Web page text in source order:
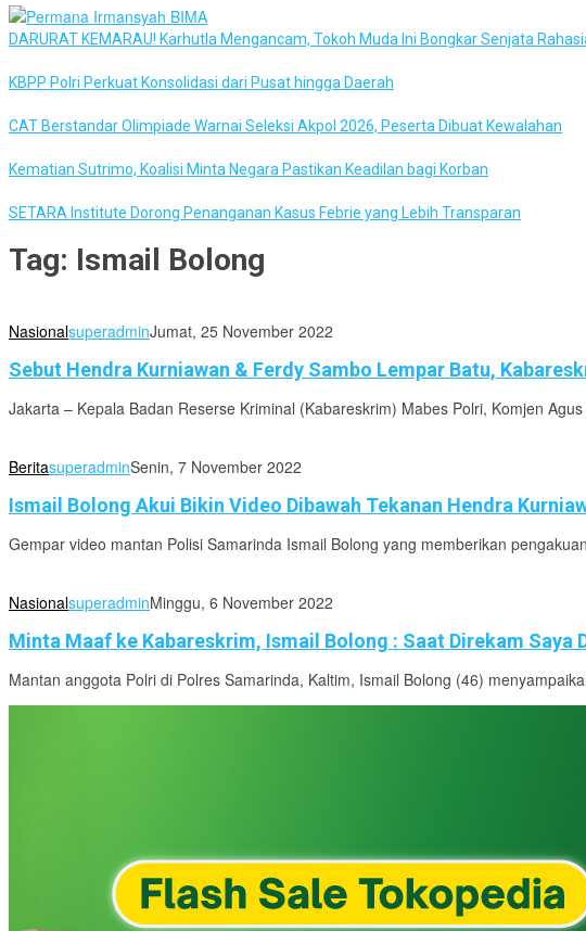
DARURAT KEMARAU! Karhutla Mengancam, Tokoh Muda Ini Bongkar Senjata
KBPP Polri Perkuat Konsolidasi dari Pusat hingga Daerah
CAT Berstandar Olimpiade Warnai Seleksi Akpol 2026, Peserta Dibuat Kewalahan
Kematian Sutrimo, Koalisi Minta Negara Pastikan Keadilan bagi Korban
SETARA Institute Dorong Penanganan Kasus Febrie yang Lebih Transparan
Tag: Ismail Bolong
NasionalsuperadminJumat, 25 November 2022
Sebut Hendra Kurniawan & Ferdy Sambo Lempar Batu,
Jakarta – Kepala Badan Reserse Kriminal (Kabareskrim) Mabes Polri, Komjen
BeritasuperadminSenin, 7 November 2022
Ismail Bolong Akui Bikin Video Dibawah Tekanan Hendra
Gempar video mantan Polisi Samarinda Ismail Bolong yang memberikan
NasionalsuperadminMinggu, 6 November 2022
Minta Maaf ke Kabareskrim, Ismail Bolong : Saat Direkam Saya
Mantan anggota Polri di Polres Samarinda, Kaltim, Ismail Bolong (46)